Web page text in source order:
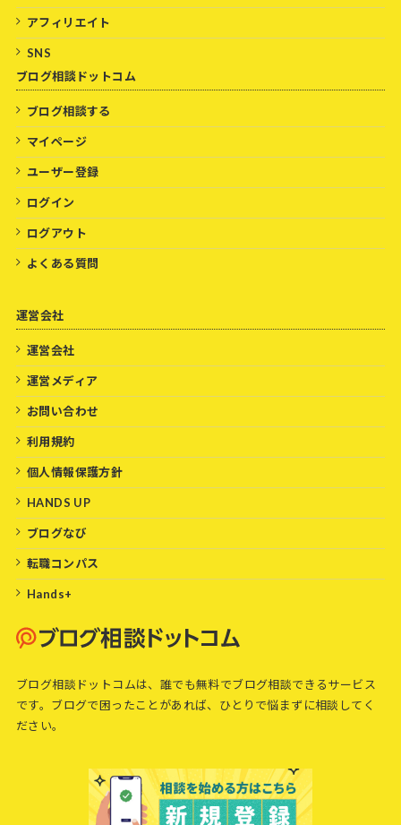
アフィリエイト
SNS
ブログ相談ドットコム
ブログ相談する
マイページ
ユーザー登録
ログイン
ログアウト
よくある質問
運営会社
運営会社
運営メディア
お問い合わせ
利用規約
個人情報保護方針
HANDS UP
ブログなび
転職コンパス
Hands+
ブログ相談ドットコムは、誰でも無料でブログ相談できるサービス
です。ブログで困ったことがあれば、ひとりで悩まずに相談してく
ださい。